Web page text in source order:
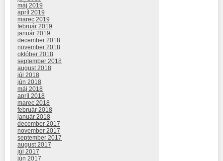
máj 2019
apríl 2019
marec 2019
február 2019
január 2019
december 2018
november 2018
október 2018
september 2018
august 2018
júl 2018
jún 2018
máj 2018
apríl 2018
marec 2018
február 2018
január 2018
december 2017
november 2017
september 2017
august 2017
júl 2017
jún 2017